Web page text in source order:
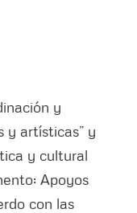
y
y artísticas” y
y cultural
Apoyos
con las